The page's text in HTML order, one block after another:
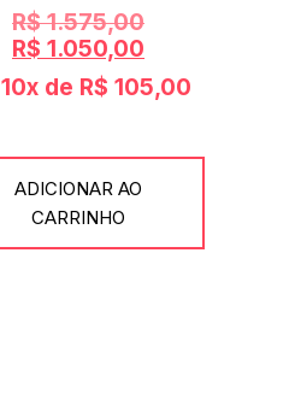
R$1.575,00
R$ 1.050,00
de R$ 105,00
ADICIONAR AO
CARRINHO